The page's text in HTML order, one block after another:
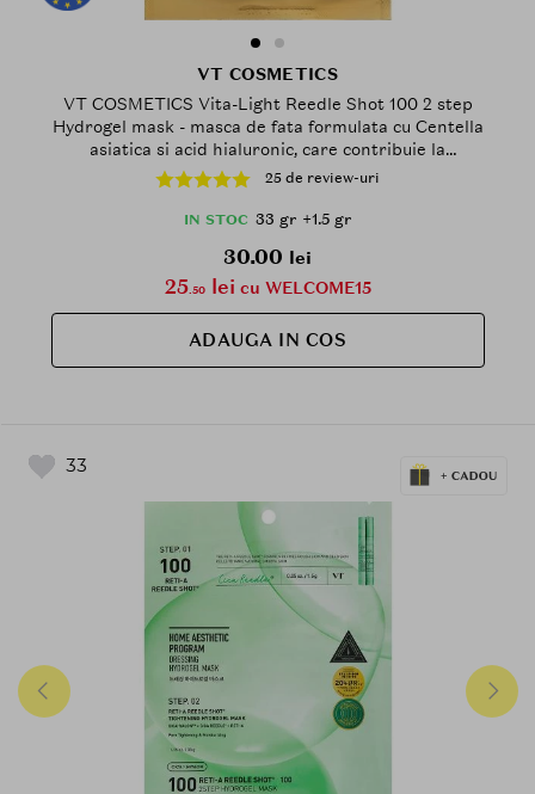
VT COSMETICS
VT COSMETICS Vita-Light Reedle Shot 100 2 step
Hydrogel mask - masca de fata formulata cu Centella
asiatica si acid hialuronic, care contribuie la
hidratarea pielii si la metinerea confortului cutanat -
33 gr +1.5 gr
25 de review-uri
IN STOC 33 gr +1.5 gr
30.00 lei
25.50lei cu WELCOME15
ADAUGA IN COS
33